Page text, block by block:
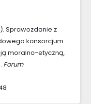
Sprawozdanie z
konsorcjum
moralno-etyczną,
Forum